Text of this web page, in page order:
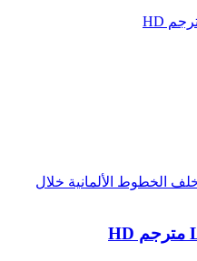
الخطوط الألمانية خلال